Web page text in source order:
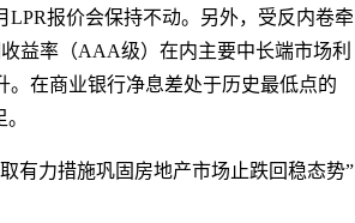
报价会保持不动。另外，受反内卷牵
益率（AAA级）在内主要中长端市场利
在商业银行净息差处于历史最低点的
有力措施巩固房地产市场止跌回稳态势”